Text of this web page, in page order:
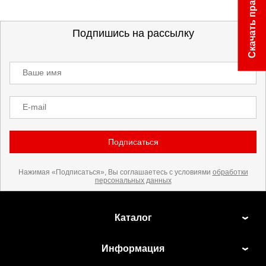
Подпишись на рассылку
Ваше имя
E-mail
Подписаться
Нажимая «Подписаться», Вы соглашаетесь с условиями обработки
персональных данных
Каталог
Информация
Скачать прайс